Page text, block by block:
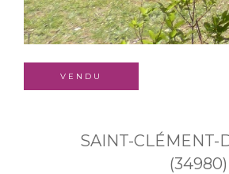
VENDU
SAINT-CLÉMENT-
(34980)